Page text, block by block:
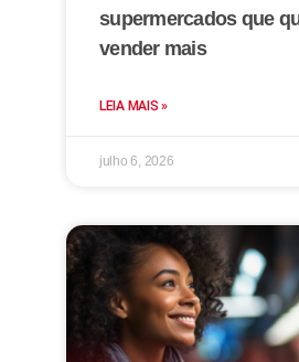
supermercados que
vender mais
LEIA MAIS »
julho 6, 2026